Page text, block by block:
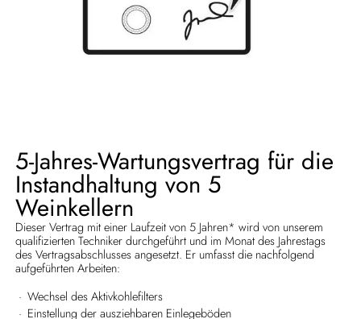
5-Jahres-Wartungsvertrag für die
Instandhaltung von 5
Weinkellern
Dieser Vertrag mit einer Laufzeit von 5 Jahren* wird von unserem
qualifizierten Techniker durchgeführt und im Monat des Jahrestags
des Vertragsabschlusses angesetzt. Er umfasst die nachfolgend
aufgeführten Arbeiten:
Wechsel des Aktivkohlefilters
Einstellung der ausziehbaren Einlegeböden